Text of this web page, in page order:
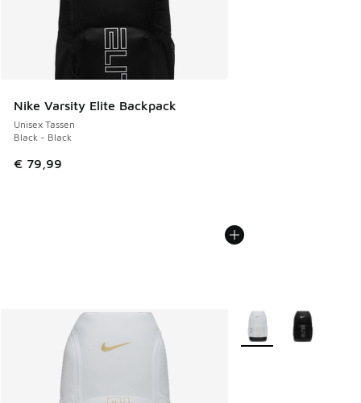
Nike Varsity Elite Backpack
Unisex Tassen
Black - Black
€ 79,99
Meer kleuren